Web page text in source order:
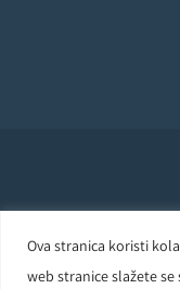
Ova stranica koristi
web stranice slažete